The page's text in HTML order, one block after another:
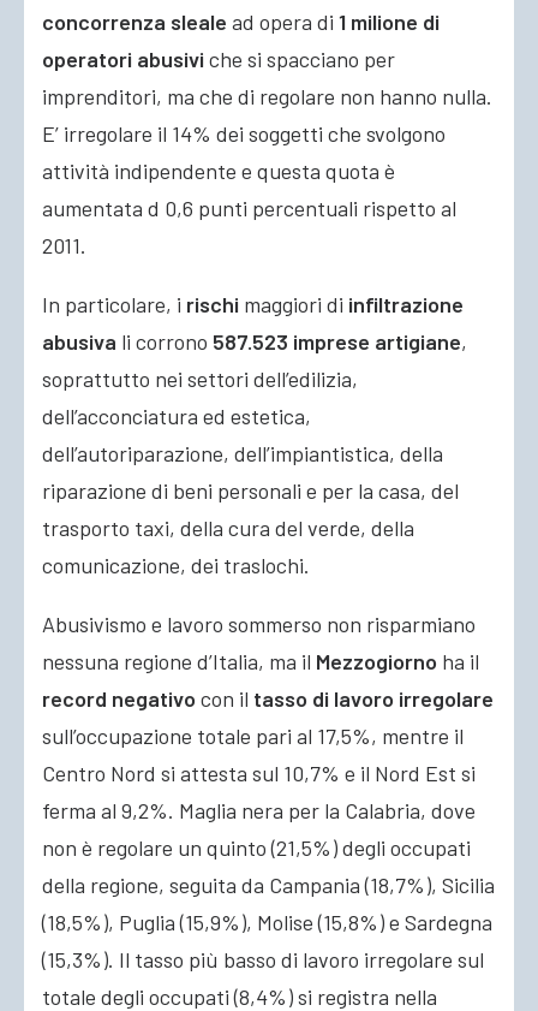
concorrenza sleale ad opera di 1 milione di
operatori abusivi che si spacciano per
imprenditori, ma che di regolare non hanno nulla.
E’ irregolare il 14% dei soggetti che svolgono
attività indipendente e questa quota è
aumentata d 0,6 punti percentuali rispetto al
2011.
In particolare, i rischi maggiori di infiltrazione
abusiva li corrono 587.523 imprese artigiane,
soprattutto nei settori dell’edilizia,
dell’acconciatura ed estetica,
dell’autoriparazione, dell’impiantistica, della
riparazione di beni personali e per la casa, del
trasporto taxi, della cura del verde, della
comunicazione, dei traslochi.
Abusivismo e lavoro sommerso non risparmiano
nessuna regione d’Italia, ma il Mezzogiorno ha il
record negativo con il tasso di lavoro irregolare
sull’occupazione totale pari al 17,5%, mentre il
Centro Nord si attesta sul 10,7% e il Nord Est si
ferma al 9,2%. Maglia nera per la Calabria, dove
non è regolare un quinto (21,5%) degli occupati
della regione, seguita da Campania (18,7%), Sicilia
(18,5%), Puglia (15,9%), Molise (15,8%) e Sardegna
(15,3%). Il tasso più basso di lavoro irregolare sul
totale degli occupati (8,4%) si registra nella